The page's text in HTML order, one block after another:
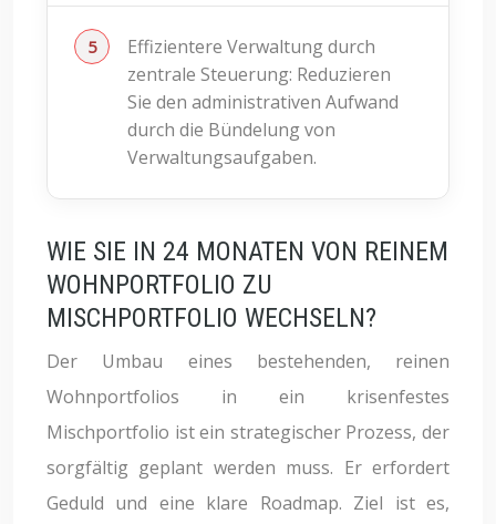
Effizientere Verwaltung durch
zentrale Steuerung: Reduzieren
Sie den administrativen Aufwand
durch die Bündelung von
Verwaltungsaufgaben.
WIE SIE IN 24 MONATEN VON REINEM
WOHNPORTFOLIO ZU
MISCHPORTFOLIO WECHSELN?
Der Umbau eines bestehenden, reinen
Wohnportfolios in ein krisenfestes
Mischportfolio ist ein strategischer Prozess, der
sorgfältig geplant werden muss. Er erfordert
Geduld und eine klare Roadmap. Ziel ist es,